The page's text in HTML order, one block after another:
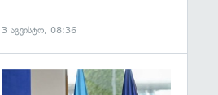
3 აგვისტო, 08:36